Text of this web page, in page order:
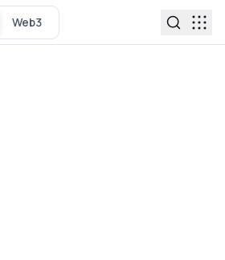
Web3